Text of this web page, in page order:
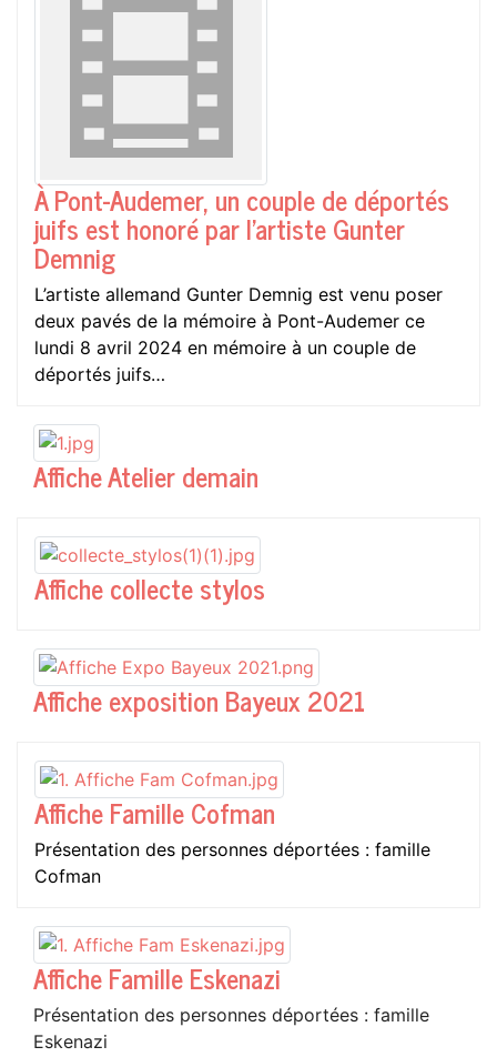
À Pont-Audemer, un couple de déportés
juifs est honoré par l’artiste Gunter
Demnig
L’artiste allemand Gunter Demnig est venu poser
deux pavés de la mémoire à Pont-Audemer ce
lundi 8 avril 2024 en mémoire à un couple de
déportés juifs…
Affiche Atelier demain
Affiche collecte stylos
Affiche exposition Bayeux 2021
Affiche Famille Cofman
Présentation des personnes déportées : famille
Cofman
Affiche Famille Eskenazi
Présentation des personnes déportées : famille
Eskenazi